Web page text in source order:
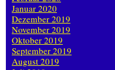
Januar 2020
Dezember 2019
November 2019
Oktober 2019
September 2019
August 2019